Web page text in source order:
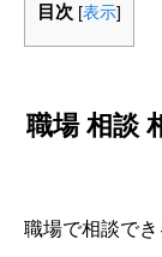
目次 [表示]
職場 相談
職場で相談で